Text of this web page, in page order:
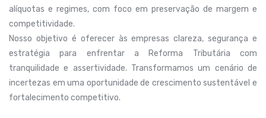
alíquotas e regimes, com foco em preservação de margem e
competitividade.
Nosso objetivo é oferecer às empresas clareza, segurança e
estratégia para enfrentar a Reforma Tributária com
tranquilidade e assertividade. Transformamos um cenário de
incertezas em uma oportunidade de crescimento sustentável e
fortalecimento competitivo.